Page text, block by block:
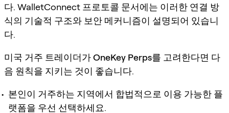
다. WalletConnect 프로토콜 문서에는 이러한 연결 방
식의 기술적 구조와 보안 메커니즘이 설명되어 있습니
다.
미국 거주 트레이더가OneKey Perps를 고려한다면 다
음 원칙을 지키는 것이 좋습니다.
본인이 거주하는 지역에서 합법적으로 이용 가능한 플
랫폼을 우선 선택하세요.